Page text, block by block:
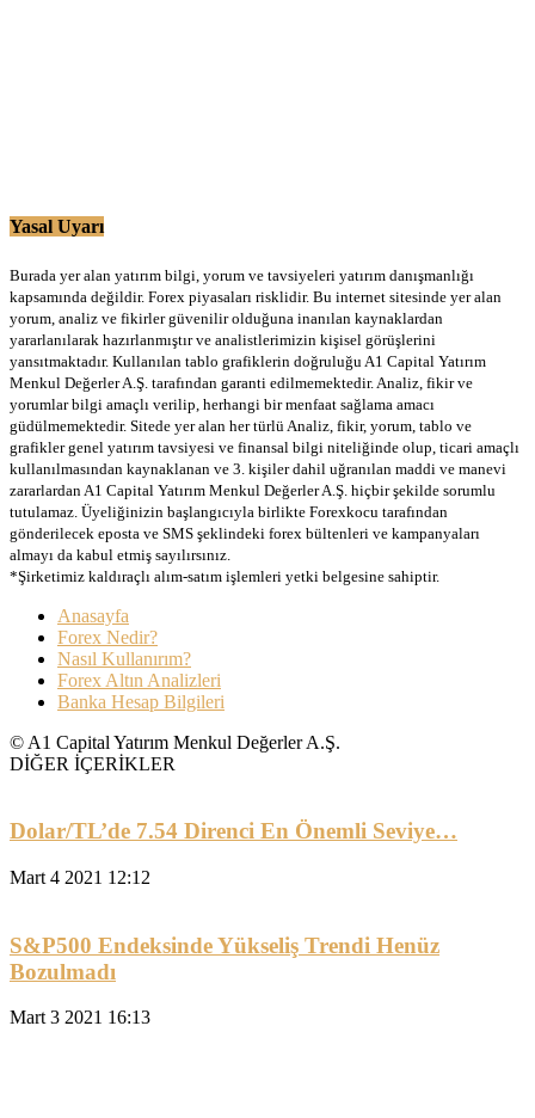
Yasal Uyarı
Burada yer alan yatırım bilgi, yorum ve tavsiyeleri yatırım danışmanlığı
kapsamında değildir. Forex piyasaları risklidir. Bu internet sitesinde yer alan
yorum, analiz ve fikirler güvenilir olduğuna inanılan kaynaklardan
yararlanılarak hazırlanmıştır ve analistlerimizin kişisel görüşlerini
yansıtmaktadır. Kullanılan tablo grafiklerin doğruluğu A1 Capital Yatırım
Menkul Değerler A.Ş. tarafından garanti edilmemektedir. Analiz, fikir ve
yorumlar bilgi amaçlı verilip, herhangi bir menfaat sağlama amacı
güdülmemektedir. Sitede yer alan her türlü Analiz, fikir, yorum, tablo ve
grafikler genel yatırım tavsiyesi ve finansal bilgi niteliğinde olup, ticari amaçlı
kullanılmasından kaynaklanan ve 3. kişiler dahil uğranılan maddi ve manevi
zararlardan A1 Capital Yatırım Menkul Değerler A.Ş. hiçbir şekilde sorumlu
tutulamaz. Üyeliğinizin başlangıcıyla birlikte Forexkocu tarafından
gönderilecek eposta ve SMS şeklindeki forex bültenleri ve kampanyaları
almayı da kabul etmiş sayılırsınız.
*Şirketimiz kaldıraçlı alım-satım işlemleri yetki belgesine sahiptir.
Anasayfa
Forex Nedir?
Nasıl Kullanırım?
Forex Altın Analizleri
Banka Hesap Bilgileri
© A1 Capital Yatırım Menkul Değerler A.Ş.
DİĞER İÇERİKLER
Dolar/TL’de 7.54 Direnci En Önemli Seviye…
Mart 4 2021 12:12
S&P500 Endeksinde Yükseliş Trendi Henüz
Bozulmadı
Mart 3 2021 16:13